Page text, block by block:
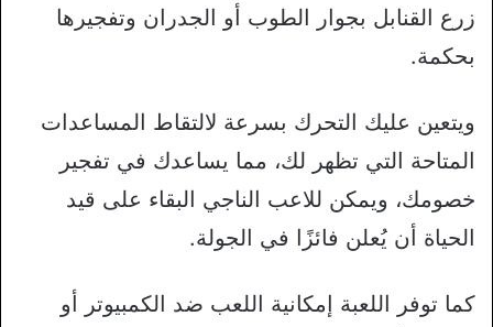
زرع القنابل بجوار الطوب أو الجدران وتفجيرها
بحكمة.
ويتعين عليك التحرك بسرعة لالتقاط المساعدات
المتاحة التي تظهر لك، مما يساعدك في تفجير
خصومك، ويمكن للاعب الناجي البقاء على قيد
الحياة أن يُعلن فائزًا في الجولة.
كما توفر اللعبة إمكانية اللعب ضد الكمبيوتر أو